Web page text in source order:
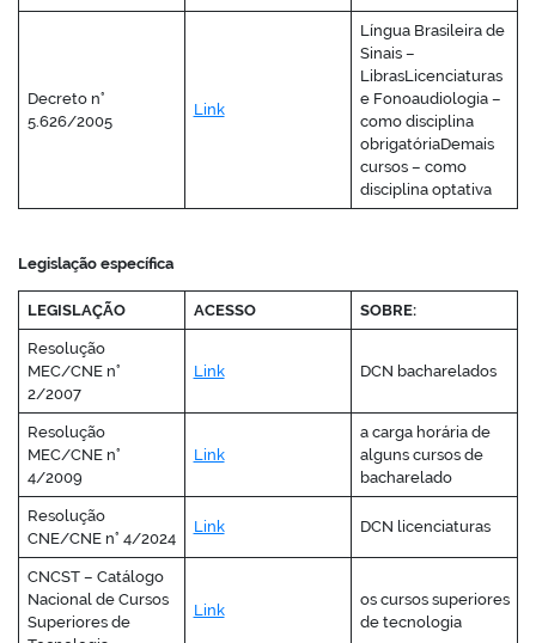
Decreto n°
5.626/2005
Link
Língua Brasileira de
Sinais –
LibrasLicenciaturas
e Fonoaudiologia –
como disciplina
obrigatóriaDemais
cursos – como
disciplina optativa
Legislação específica
LEGISLAÇÃO ACESSO SOBRE:
Resolução
MEC/CNE n°
2/2007
Link DCN bacharelados
Resolução
MEC/CNE n°
4/2009
Link
a carga horária de
alguns cursos de
bacharelado
Resolução
CNE/CNE n° 4/2024
Link DCN licenciaturas
CNCST – Catálogo
Nacional de Cursos
Superiores de
Link
os cursos superiores
de tecnologia